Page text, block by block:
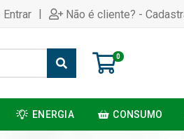
| Não é cliente? -
0
ENERGIA CONSUMO